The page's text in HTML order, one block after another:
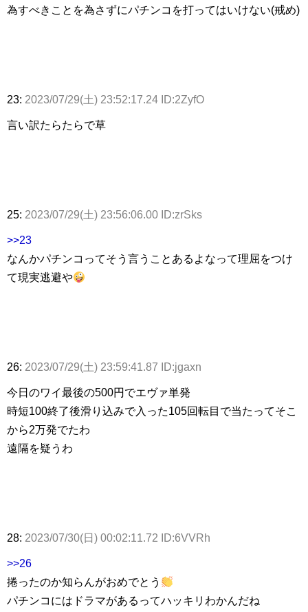
為すべきことを為さずにパチンコを打ってはいけない(戒め)
23: 2023/07/29(土) 23:52:17.24 ID:2ZyfO
言い訳たらたらで草
25: 2023/07/29(土) 23:56:06.00 ID:zrSks
>>23
なんかパチンコってそう言うことあるよなって理屈をつけ
て現実逃避や
26: 2023/07/29(土) 23:59:41.87 ID:jgaxn
今日のワイ最後の500円でエヴァ単発
時短100終了後滑り込みで入った105回転目で当たってそこ
から2万発でたわ
遠隔を疑うわ
28: 2023/07/30(日) 00:02:11.72 ID:6VVRh
>>26
捲ったのか知らんがおめでとう
パチンコにはドラマがあるってハッキリわかんだね